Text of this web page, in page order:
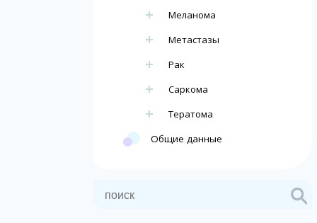
Меланома
Метастазы
Рак
Саркома
Тератома
Общие данные